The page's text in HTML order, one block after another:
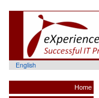
English
Home